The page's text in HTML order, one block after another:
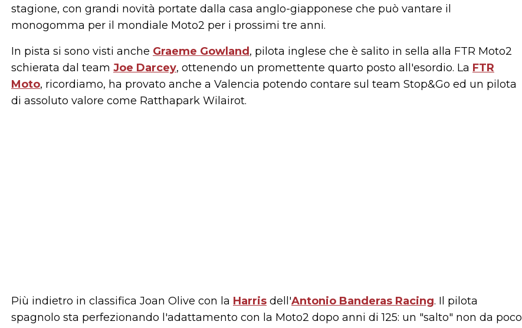
stagione, con grandi novità portate dalla casa anglo-giapponese che può vantare il
monogomma per il mondiale Moto2 per i prossimi tre anni.
In pista si sono visti anche Graeme Gowland , pilota inglese che è salito in sella alla FTR Moto2
schierata dal team Joe Darcey, ottenendo un promettente quarto posto all'esordio. La FTR
Moto, ricordiamo, ha provato anche a Valencia potendo contare sul team Stop&Go ed un pilota
di assoluto valore come Ratthapark Wilairot.
Più indietro in classifica Joan Olive con la Harris dell'Antonio Banderas Racing. Il pilota
spagnolo sta perfezionando l'adattamento con la Moto2 dopo anni di 125: un "salto" non da poco